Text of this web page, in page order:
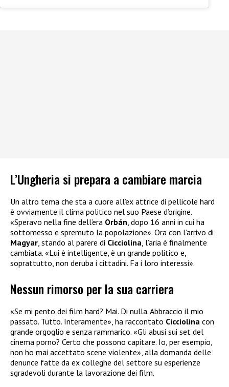
L’Ungheria si prepara a cambiare marcia
Un altro tema che sta a cuore all’ex attrice di pellicole hard
è ovviamente il clima politico nel suo Paese d’origine.
«Speravo nella fine dell’era Orbán , dopo 16 anni in cui ha
sottomesso e spremuto la popolazione». Ora con l’arrivo di
Magyar , stando al parere di Cicciolina , l’aria è finalmente
cambiata. «Lui è intelligente, è un grande politico e,
soprattutto, non deruba i cittadini. Fa i loro interessi».
Nessun rimorso per la sua carriera
«Se mi pento dei film hard? Mai. Di nulla. Abbraccio il mio
passato. Tutto. Interamente», ha raccontato Cicciolina con
grande orgoglio e senza rammarico. «Gli abusi sui set del
cinema porno? Certo che possono capitare. Io, per esempio,
non ho mai accettato scene violente», alla domanda delle
denunce fatte da ex colleghe del settore su esperienze
sgradevoli durante la lavorazione dei film.